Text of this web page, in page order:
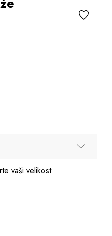
vaši velikost